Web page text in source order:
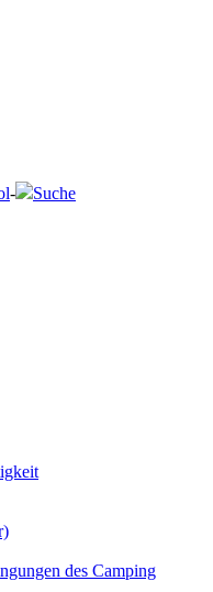
- Suche
des Camping